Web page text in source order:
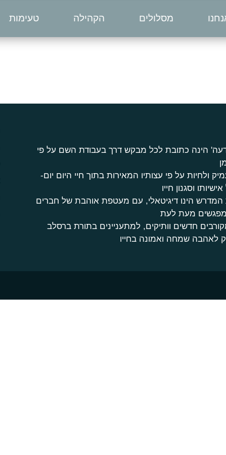
מסלולים הקהילה טעימות
הינה כתובת לכל מבקש דרך בעבודת השם על פי
ולחיות על פי עצותיו המאירות בתוך חיי היום יום-
וסגנון חייו
המדרש הינו דיגיטאלי, עם מעטפת אוהבת של חברים
מעת לעת
חדשים וותיקים, למתעניינים בתורת ברסלב
לאהבה שמחה ואמונה בחייו